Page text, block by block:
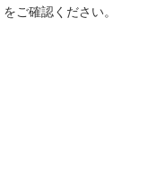
をご確認ください。